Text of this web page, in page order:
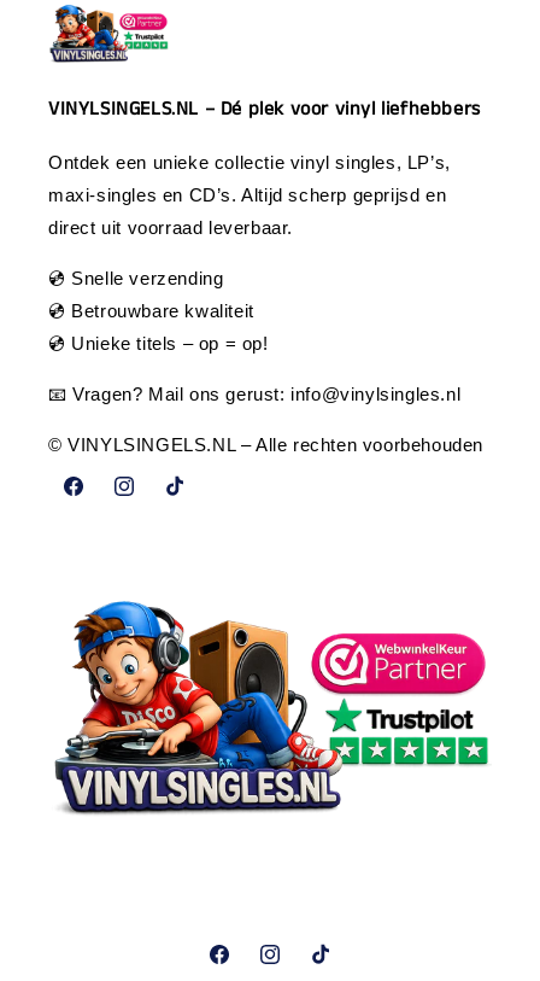
VINYLSINGELS.NL – Dé plek voor vinyl liefhebbers
Ontdek een unieke collectie vinyl singles, LP’s,
maxi-singles en CD’s. Altijd scherp geprijsd en
direct uit voorraad leverbaar.
💿 Snelle verzending
💿 Betrouwbare kwaliteit
💿 Unieke titels – op = op!
📧 Vragen? Mail ons gerust: info@vinylsingles.nl
© VINYLSINGELS.NL – Alle rechten voorbehouden
FacebookInstagramTikTok
FacebookInstagramTikTok